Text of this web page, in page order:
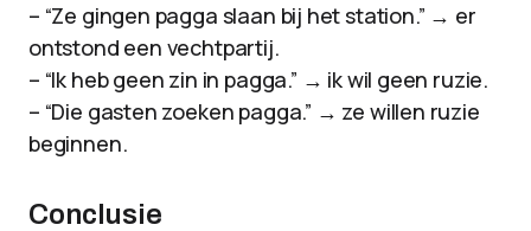
– “Ze gingen pagga slaan bij het station.” → er
ontstond een vechtpartij.
– “Ik heb geen zin in pagga.” → ik wil geen ruzie.
– “Die gasten zoeken pagga.” → ze willen ruzie
beginnen.
Conclusie